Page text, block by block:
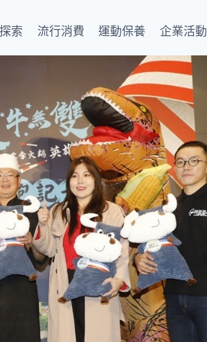
索 流行消費 運動保養 企業活動